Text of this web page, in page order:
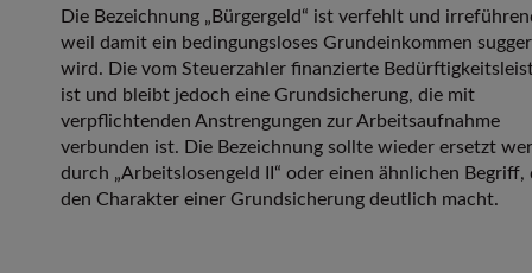
Die Bezeichnung „Bürgergeld“ ist verfehlt und
weil damit ein bedingungsloses Grundeinkommen
wird. Die vom Steuerzahler finanzierte
ist und bleibt jedoch eine Grundsicherung, die mit
verpflichtenden Anstrengungen zur Arbeitsaufnahme
verbunden ist. Die Bezeichnung sollte wieder ersetzt
durch „Arbeitslosengeld II“ oder einen ähnlichen Begriff,
den Charakter einer Grundsicherung deutlich macht.